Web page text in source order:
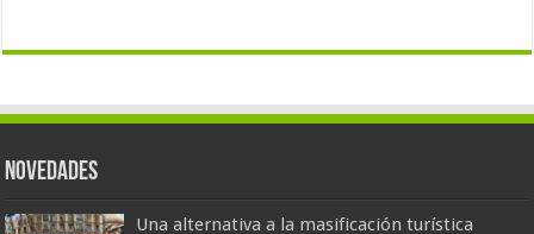
Novedades
Una alternativa a la masificación turística